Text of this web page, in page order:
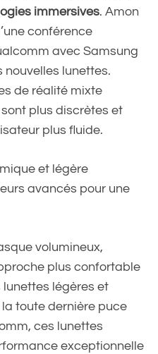
immersives. Amon
conférence
avec Samsung
lunettes.
de réalité mixte
plus discrètes et
plus fluide.
et légère
avancés pour une
volumineux,
plus confortable
lunettes légères et
toute dernière puce
ces lunettes
exceptionnelle